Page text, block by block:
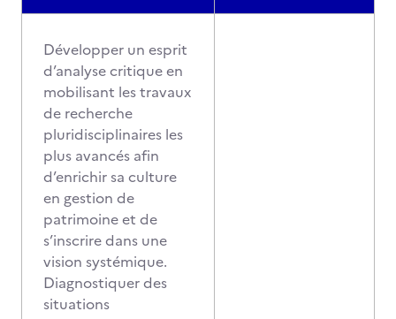
Développer un esprit
d’analyse critique en
mobilisant les travaux
de recherche
pluridisciplinaires les
plus avancés afin
d’enrichir sa culture
en gestion de
patrimoine et de
s’inscrire dans une
vision systémique.
Diagnostiquer des
situations